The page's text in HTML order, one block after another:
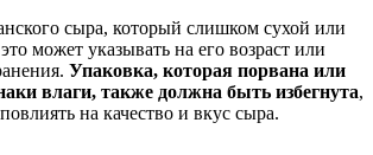
сыра, который слишком сухой или
может указывать на его возраст или
Упаковка, которая порвана или
влаги, также должна быть избегнута,
на качество и вкус сыра.